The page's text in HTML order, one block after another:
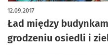
Ład między
grodzeniu osiedli i
12.09.2017